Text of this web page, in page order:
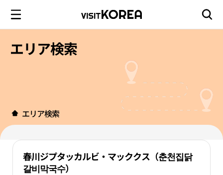
エリア検索
エリア検索
春川ジプタッカルビ・マッククス（춘천집닭
갈비막국수）